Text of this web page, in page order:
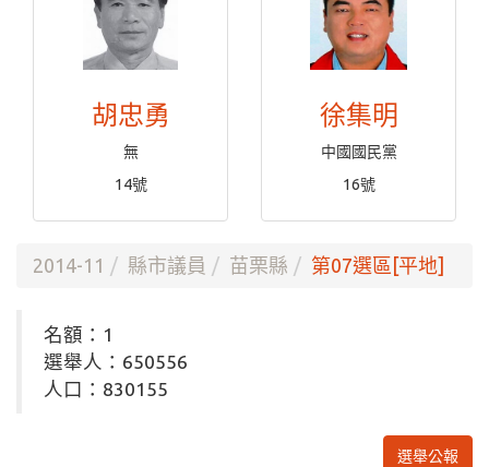
胡忠勇
無
14號
徐集明
中國國民黨
16號
2014-11 縣市議員 苗栗縣 第07選區[平地]
名額：1
選舉人：650556
人口：830155
選舉公報